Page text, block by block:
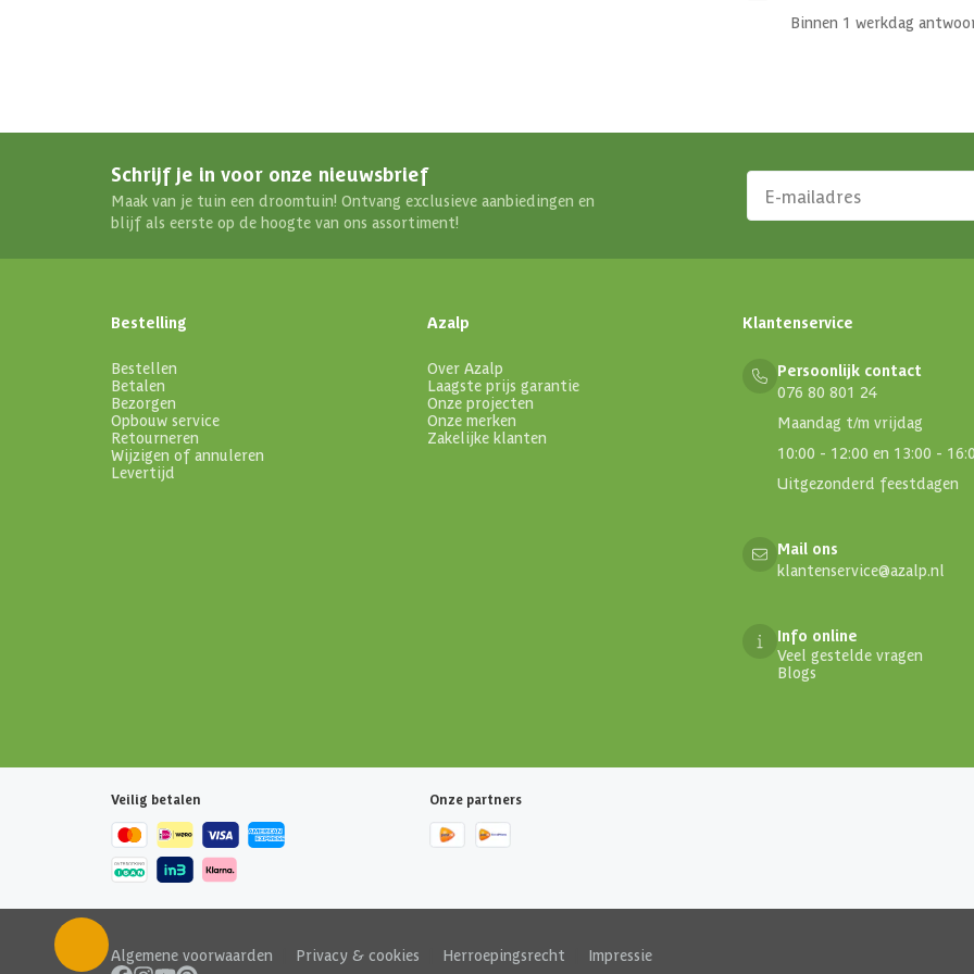
Binnen 1 werkdag
Schrijf je in voor onze nieuwsbrief
Maak van je tuin een droomtuin! Ontvang exclusieve aanbiedingen en
blijf als eerste op de hoogte van ons assortiment!
Bestelling
Bestellen
Betalen
Bezorgen
Opbouw service
Retourneren
Wijzigen of annuleren
Levertijd
Azalp
Over Azalp
Laagste prijs garantie
Onze projecten
Onze merken
Zakelijke klanten
Klantenservice
Persoonlijk contact
076 80 801 24
Maandag t/m vrijdag
10:00 - 12:00 en 13:00 -
Uitgezonderd feestdagen
Mail ons
klantenservice@azalp.nl
Info online
Veel gestelde vragen
Blogs
Veilig betalen Onze partners
Algemene voorwaarden Privacy & cookies Herroepingsrecht Impressie